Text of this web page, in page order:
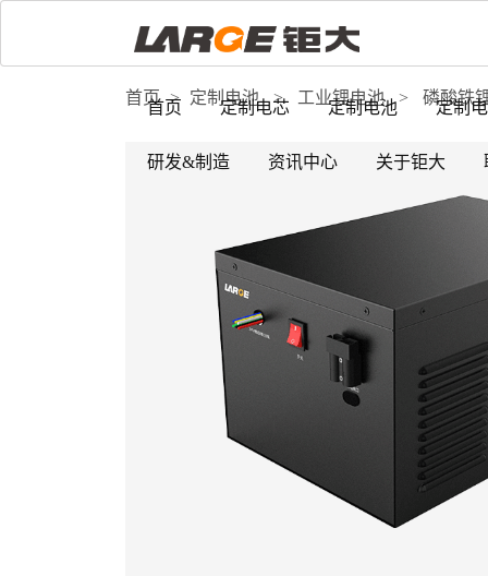
首页 定制电芯 定制电池 定制
研发&制造 资讯中心 关于钜大
首页 > 定制电池 > 工业锂电池 > 磷酸铁